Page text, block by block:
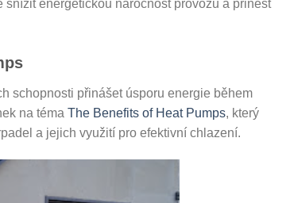
energetickou náročnost provozu a přinést
schopnosti přinášet úsporu energie během
na téma The Benefits of Heat Pumps, který
a jejich využití pro efektivní chlazení.